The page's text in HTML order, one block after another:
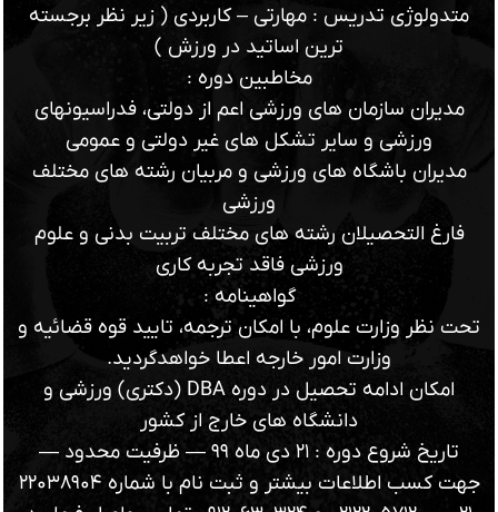
متدولوژی تدریس : مهارتی – کاربردی ( زیر نظر برجسته
ترین اساتید در ورزش )
مخاطبین دوره :
مدیران سازمان های ورزشی اعم از دولتی، فدراسیونهای
ورزشی و سایر تشکل های غیر دولتی و عمومی
مدیران باشگاه های ورزشی و مربیان رشته های مختلف
ورزشی
فارغ التحصیلان رشته های مختلف تربیت بدنی و علوم
ورزشی فاقد تجربه کاری
گواهینامه :
تحت نظر وزارت علوم، با امکان ترجمه، تایید قوه قضائیه و
وزارت امور خارجه اعطا خواهدگردید.
امکان ادامه تحصیل در دوره DBA (دکتری) ورزشی و
دانشگاه های خارج از کشور
تاریخ شروع دوره : ۲۱ دی ماه ۹۹ — ظرفیت محدود —
جهت کسب اطلاعات بيشتر و ثبت نام با شماره ۲۲۰۳۸۹۰۴